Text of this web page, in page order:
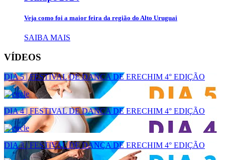
Veja como foi a maior feira da região do Alto Uruguai
SAIBA MAIS
VÍDEOS
DIA 5 | FESTIVAL DE DANÇA DE ERECHIM 4° EDIÇÃO
DIA 4 | FESTIVAL DE DANÇA DE ERECHIM 4° EDIÇÃO
DIA 3 | FESTIVAL DE DANÇA DE ERECHIM 4° EDIÇÃO